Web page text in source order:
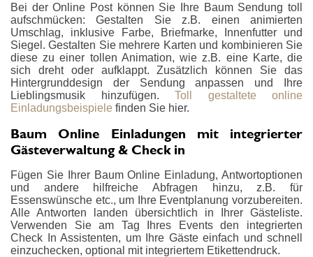
Bei der Online Post können Sie Ihre Baum Sendung toll
aufschmücken: Gestalten Sie z.B. einen animierten
Umschlag, inklusive Farbe, Briefmarke, Innenfutter und
Siegel. Gestalten Sie mehrere Karten und kombinieren Sie
diese zu einer tollen Animation, wie z.B. eine Karte, die
sich dreht oder aufklappt. Zusätzlich können Sie das
Hintergrunddesign der Sendung anpassen und Ihre
Lieblingsmusik hinzufügen. Toll gestaltete online
Einladungsbeispiele finden Sie hier.
Baum Online Einladungen mit integrierter
Gästeverwaltung & Check in
Fügen Sie Ihrer Baum Online Einladung, Antwortoptionen
und andere hilfreiche Abfragen hinzu, z.B. für
Essenswünsche etc., um Ihre Eventplanung vorzubereiten.
Alle Antworten landen übersichtlich in Ihrer Gästeliste.
Verwenden Sie am Tag Ihres Events den integrierten
Check In Assistenten, um Ihre Gäste einfach und schnell
einzuchecken, optional mit integriertem Etikettendruck.